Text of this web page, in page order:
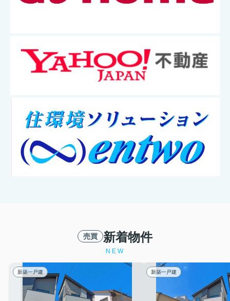
売買 新着物件
NEW
新築一戸建 新築一戸建